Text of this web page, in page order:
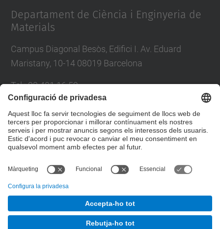
Departament de Ciència i Enginyeria de
Materials
Campus Diagonal Besòs, Edifici I. Av. Eduard
Maristany, 10-14 08019 Barcelona
Tel.:93 401 16 59
Directori UPC
Formulari de contacte
Departament de Ciència i Enginyeria de Materials